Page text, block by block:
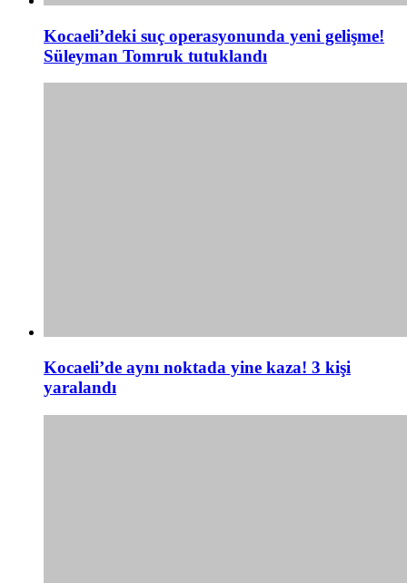
Kocaeli’deki suç operasyonunda yeni gelişme!
Süleyman Tomruk tutuklandı
Kocaeli’de aynı noktada yine kaza! 3 kişi
yaralandı